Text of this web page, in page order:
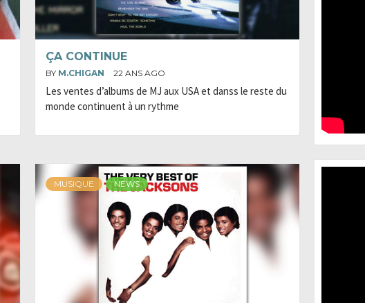
ÇA CONTINUE
BY M.CHIGAN 22 ANS AGO
Les ventes d’albums de MJ aux USA et danss le reste du
monde continuent à un rythme
MUSIQUE NEWS